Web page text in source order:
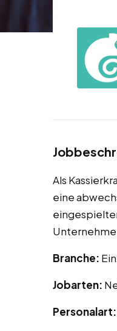
Als
eine
Branche:
Jobarten:
Personalart: